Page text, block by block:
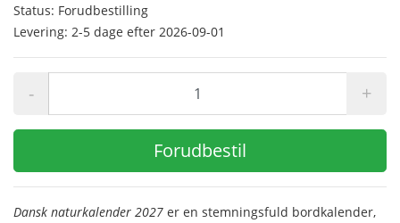
Status: Forudbestilling
Levering: 2-5 dage efter 2026-09-01
- +
Forudbestil
Dansk naturkalender 2027 er en stemningsfuld bordkalender,